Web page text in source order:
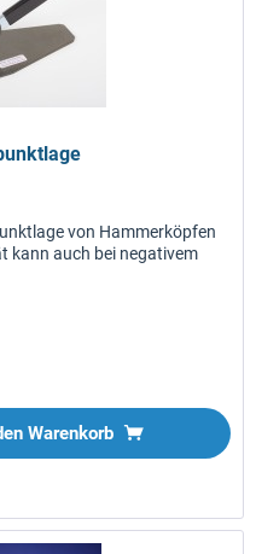
von Hammerköpfen
kann auch bei negativem
Warenkorb